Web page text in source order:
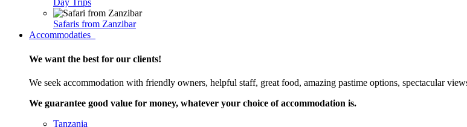
Day Trips
Safaris from Zanzibar
Accommodaties
We want the best for our clients!
We seek accommodation with friendly owners, helpful staff, great food, amazing pastime options, spectacular
We guarantee good value for money, whatever your choice of accommodation is.
Tanzania